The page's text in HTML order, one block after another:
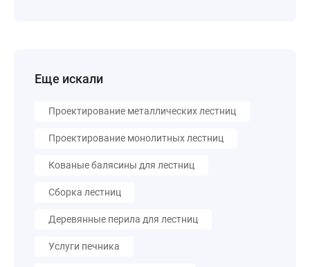
Еще искали
Проектирование металлических лестниц
Проектирование монолитных лестниц
Кованые балясины для лестниц
Cборка лестниц
Деревянные перила для лестниц
Услуги печника